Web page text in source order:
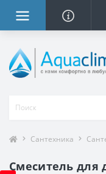
Сантехника
Смеситель для